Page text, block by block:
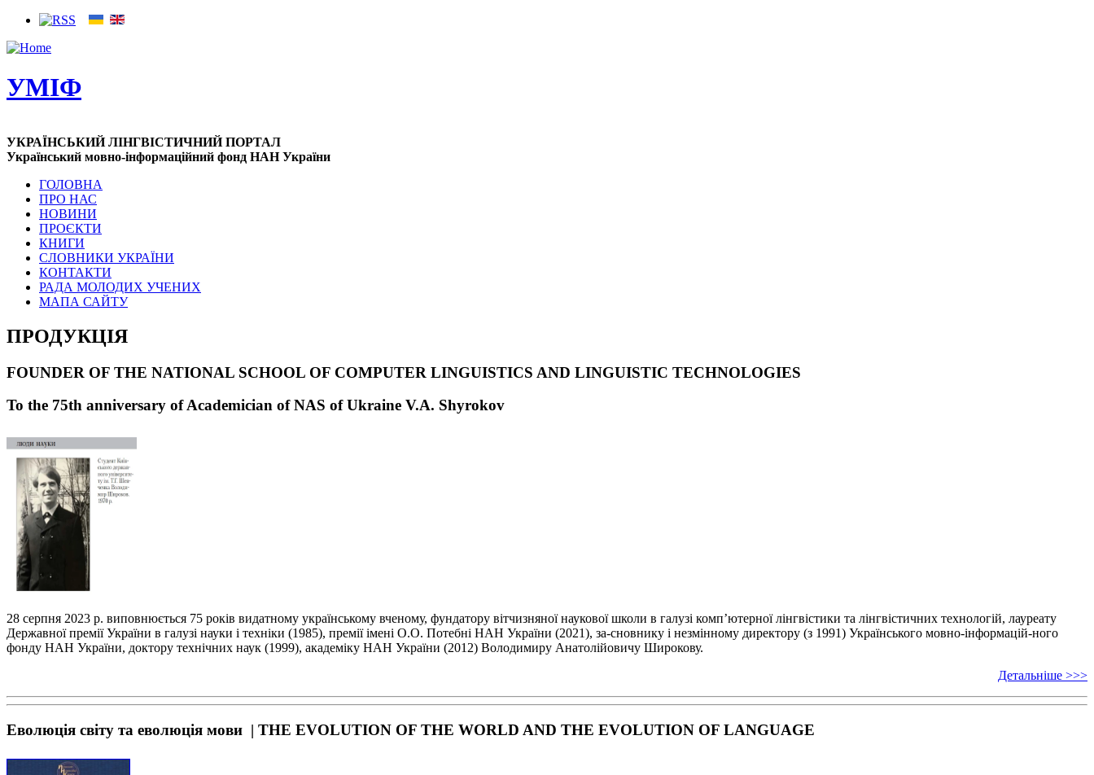
УМІФ
УКРАЇНСЬКИЙ ЛІНГВІСТИЧНИЙ ПОРТАЛ
Український мовно-інформаційний фонд НАН України
ГОЛОВНА
ПРО НАС
НОВИНИ
ПРОЄКТИ
КНИГИ
СЛОВНИКИ УКРАЇНИ
КОНТАКТИ
РАДА МОЛОДИХ УЧЕНИХ
МАПА САЙТУ
ПРОДУКЦІЯ
FOUNDER OF THE NATIONAL SCHOOL OF COMPUTER LINGUISTICS AND LINGUISTIC TECHNOLOGIES
To the 75th anniversary of Academician of NAS of Ukraine V.A. Shyrokov
28 серпня 2023 р. виповнюється 75 років видатному українському вченому, фундатору вітчизняної наукової школи в галузі комп’ютерної лінгвістики та лінгвістичних технологій, лауреату
Державної премії України в галузі науки і техніки (1985), премії імені О.О. Потебні НАН України (2021), за-сновнику і незмінному директору (з 1991) Українського мовно-інформацій-ного
фонду НАН України, доктору технічних наук (1999), академіку НАН України (2012) Володимиру Анатолійовичу Широкову.
Детальніше >>>
Еволюція світу та еволюція мови | THE EVOLUTION OF THE WORLD AND THE EVOLUTION OF LANGUAGE